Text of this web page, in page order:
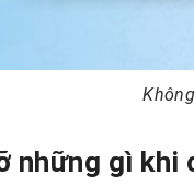
những gì khi